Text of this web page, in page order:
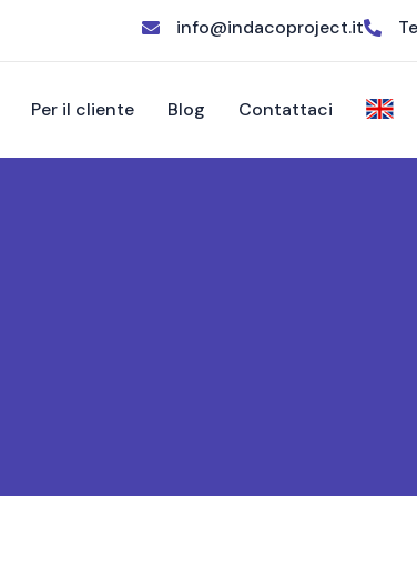
info@indacoproject.it
Per il cliente Blog Contattaci